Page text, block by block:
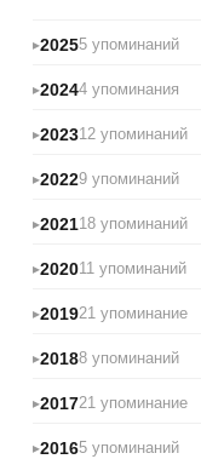
20255 упоминаний
20244 упоминания
202312 упоминаний
20229 упоминаний
202118 упоминаний
202011 упоминаний
201921 упоминание
20188 упоминаний
201721 упоминание
20165 упоминаний